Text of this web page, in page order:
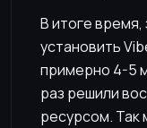
В итоге
установить
примерно 4-5
раз решили
ресурсом. Так